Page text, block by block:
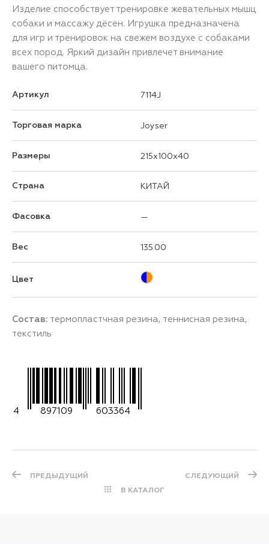
Изделие способствует тренировке жевательных мышц
собаки и массажу дёсен. Игрушка предназначена
для игр и тренировок на свежем воздухе с собаками
всех пород. Яркий дизайн привлечет внимание
вашего питомца.
Артикул 7114J
Торговая марка Joyser
Размеры 215x100x40
Страна КИТАЙ
Фасовка —
Вес 135.00
Цвет
Состав: термопластчная резина, теннисная резина,
текстиль
4 897109 603364
ПРЕДЫДУЩИЙ
В КАТАЛОГ
СЛЕДУЮЩИЙ